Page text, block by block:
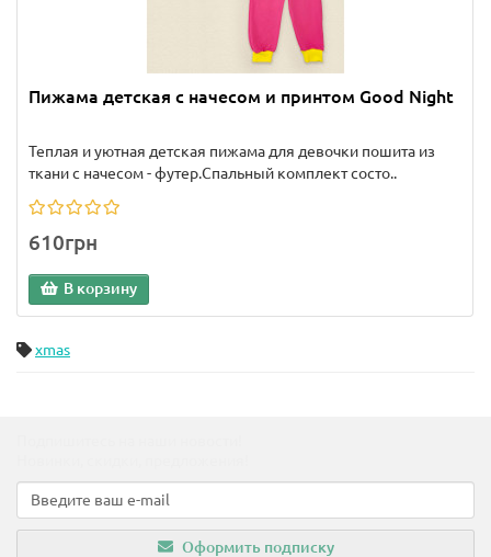
Пижама детская с начесом и принтом Good Night
Теплая и уютная детская пижама для девочки пошита из
ткани с начесом - футер.Спальный комплект состо..
610грн
В корзину
xmas
Оформить подписку